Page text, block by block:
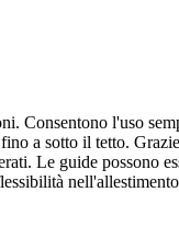
Consentono l'uso
a sotto il tetto.
Le guide possono